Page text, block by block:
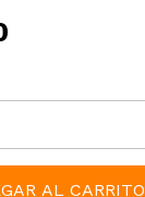
AL CARRITO